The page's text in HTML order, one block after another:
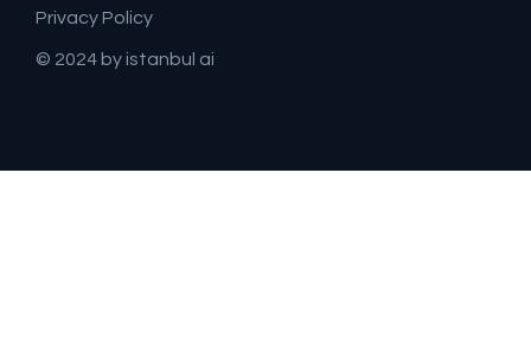
© 2024 by istanbul ai
Privacy Policy